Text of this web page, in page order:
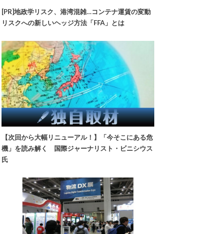
[PR]地政学リスク、港湾混雑…コンテナ運賃の変動
リスクへの新しいヘッジ方法「FFA」とは
【次回から大幅リニューアル！】「今そこにある危
機」を読み解く 国際ジャーナリスト・ビニシウス
氏